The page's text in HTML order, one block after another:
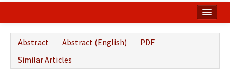
Publication Policy
Abstract Abstract (English)
PDF
Similar Articles